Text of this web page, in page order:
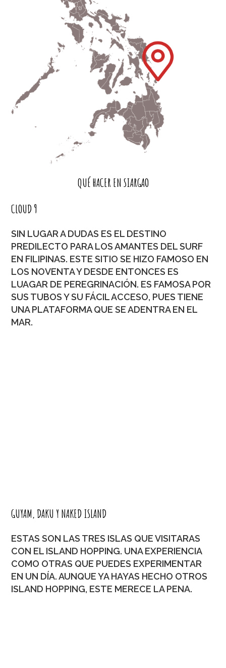
QUÉ HACER EN SIARGAO
CLOUD 9
SIN LUGAR A DUDAS ES EL DESTINO
PREDILECTO PARA LOS AMANTES DEL SURF
EN FILIPINAS. ESTE SITIO SE HIZO FAMOSO EN
LOS NOVENTA Y DESDE ENTONCES ES
LUAGAR DE PEREGRINACIÓN. ES FAMOSA POR
SUS TUBOS Y SU FÁCIL ACCESO, PUES TIENE
UNA PLATAFORMA QUE SE ADENTRA EN EL
MAR.
GUYAM, DAKU Y NAKED ISLAND
ESTAS SON LAS TRES ISLAS QUE VISITARAS
CON EL ISLAND HOPPING. UNA EXPERIENCIA
COMO OTRAS QUE PUEDES EXPERIMENTAR
EN UN DÍA. AUNQUE YA HAYAS HECHO OTROS
ISLAND HOPPING, ESTE MERECE LA PENA.